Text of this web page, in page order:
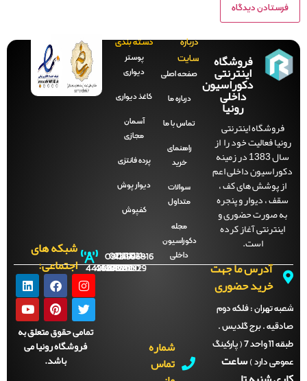
فروشگاه
اینترنتی
دکوراسیون
داخلی
رونیا
فروشگاه اینترنتی
رونیا فعالیت خود را از
سال 1383 در زمینه
دکوراسیون داخلی اعم
از پوشش های کف ،
سقف ، دیوار و پنجره
به صورت حضوری و
اینترنتی آغاز کرده
است.
درباره
سایت
صفحه‌ اصلی
درباره ما
تماس با ما
راهنمای
خرید
سوالات
متداول
مجله
دکوراسیون
داخلی
دسته بندی
پوستر
دیواری
کاغذ دیواری
آسمان
مجازی
پرده فانتزی
دیوار پوش
کفپوش
آدرس ما جهت
خرید حضوری
شعبه تهران :فلکه دوم
صادقیه . برج گلدیس .
طبقه 11 واحد 7 ( پارکینگ
عمومی دارد )ساعت
شماره
تماس
09121996816
021-
44288929
021-
44288700
021-
44288701
021-
44288702
شبکه های
اجتماعی:
تمامی حقوق متعلق به
فروشگاه رونیا می
باشد.